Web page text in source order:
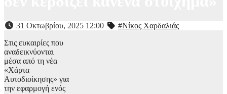
31 Οκτωβρίου, 2025 12:00
#Νίκος Χαρδαλιάς
Στις ευκαιρίες που
αναδεικνύονται
μέσα από τη νέα
«Χάρτα
Αυτοδιοίκησης» για
την εφαρμογή ενός